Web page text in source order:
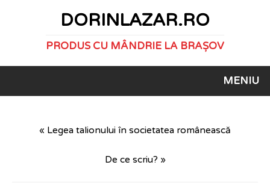
DORINLAZAR.RO
PRODUS CU MÂNDRIE LA BRAȘOV
MENIU
« Legea talionului în societatea românească
De ce scriu? »